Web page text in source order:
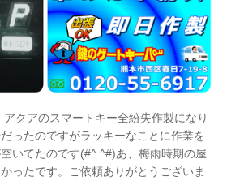
クアのスマートキー全紛失作製になり
ったのですがラッキーなことに作業を
いてたのです(#^.^#)あ、梅雨時期の屋
ったです。ご依頼ありがとうございま